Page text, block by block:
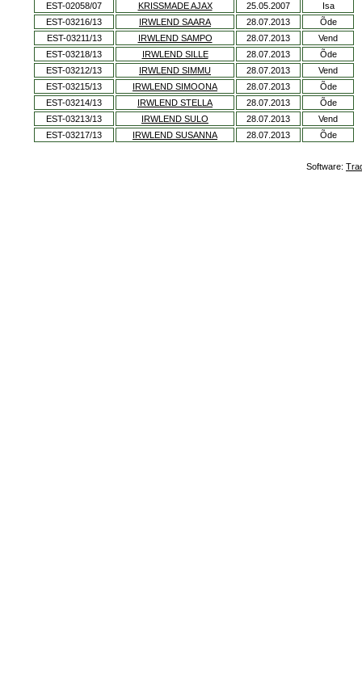
EST-02058/07 KRISSMADE AJAX 25.05.2007
Isa
EST-03216/13
IRWLEND SAARA 28.07.2013
Õde
EST-03211/13
IRWLEND SAMPO 28.07.2013
Vend
EST-03218/13
IRWLEND SILLE 28.07.2013
Õde
EST-03212/13
IRWLEND SIMMU 28.07.2013
Vend
EST-03215/13
IRWLEND SIMOONA 28.07.2013
Õde
EST-03214/13
IRWLEND STELLA 28.07.2013
Õde
EST-03213/13
IRWLEND SULO 28.07.2013
Vend
EST-03217/13
IRWLEND SUSANNA 28.07.2013 Õde
Software: